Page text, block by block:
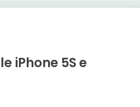
iPhone 5S e